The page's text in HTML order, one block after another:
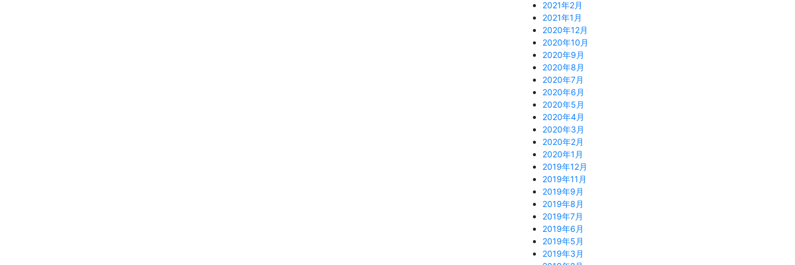
2021年2月
2021年1月
2020年12月
2020年10月
2020年9月
2020年8月
2020年7月
2020年6月
2020年5月
2020年4月
2020年3月
2020年2月
2020年1月
2019年12月
2019年11月
2019年9月
2019年8月
2019年7月
2019年6月
2019年5月
2019年3月